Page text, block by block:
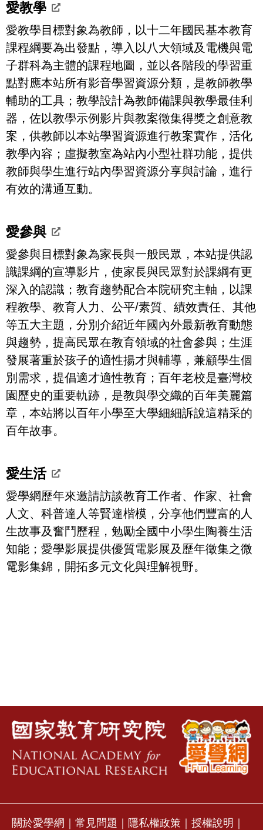
愛教學
愛教學目標對象為教師，以十二年國民基本教育
課程綱要為出發點，導入以八大領域及電機與電
子群科為主體的課程地圖，並以各階段的學習重
點對應本站所有影音學習資源分類，是教師教學
輔助的工具；教學設計為教師備課與教學最佳利
器，佐以教學示例影片與教案徵集得獎之創意教
案，供教師以本站學習資源進行教案實作，活化
教學內容；虛擬教室為站內小型社群功能，提供
教師與學生進行站內學習資源分享與討論，進行
有效的溝通互動。
愛參與
愛參與目標對象為家長與一般民眾，本站提供認
識課綱的宣導影片，使家長與民眾對於課綱有更
深入的認識；教育趨勢配合本院研究主軸，以課
程教學、教育人力、公平/素質、績效責任、其他
等五大主題，分別介紹近年國內外最新教育動態
與趨勢，提高民眾在教育領域的社會參與；生涯
發展著重於孩子的適性揚才與輔導，兼顧學生個
別需求，提倡適才適性教育；百年老校是臺灣校
園歷史的重要軌跡，是教與學交織的百年美麗篇
章，本站將以百年小學至大學細細訴說這精采的
百年故事。
愛生活
愛學網歷年來邀請訪談教育工作者、作家、社會
人文、科普達人等賢達楷模，分享他們豐富的人
生故事及奮鬥歷程，勉勵全國中小學生陶養生活
知能；愛學影展提供優質電影展及歷年徵集之微
電影集錦，開拓多元文化與理解視野。
關於愛學網 常見問題 隱私權政策 授權說明